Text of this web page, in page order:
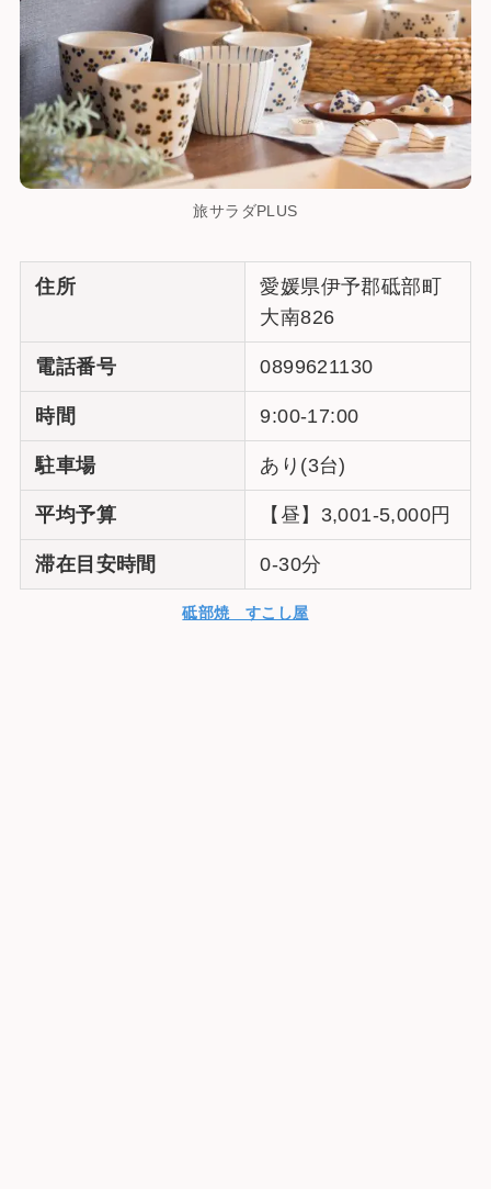
旅サラダPLUS
住所
愛媛県伊予郡砥部町
大南826
電話番号 0899621130
時間 9:00-17:00
駐車場 あり(3台)
平均予算 【昼】3,001-5,000円
滞在目安時間 0-30分
砥部焼 すこし屋